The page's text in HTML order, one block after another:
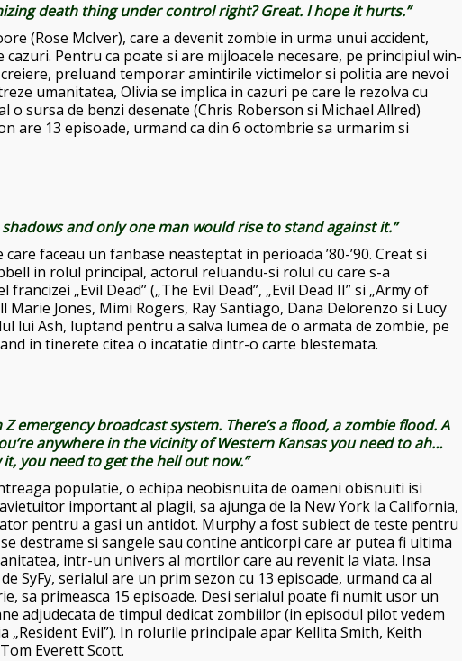
death thing under control right? Great. I hope it hurts.”
(Rose McIver), care a devenit zombie in urma unui accident,
Pentru ca poate si are mijloacele necesare, pe principiul win-
preluand temporar amintirile victimelor si politia are nevoi
umanitatea, Olivia se implica in cazuri pe care le rezolva cu
sursa de benzi desenate (Chris Roberson si Michael Allred)
are 13 episoade, urmand ca din 6 octombrie sa urmarim si
and only one man would rise to stand against it.”
faceau un fanbase neasteptat in perioada ’80-’90. Creat si
in rolul principal, actorul reluandu-si rolul cu care s-a
„Evil Dead” („The Evil Dead”, „Evil Dead II” si „Army of
Marie Jones, Mimi Rogers, Ray Santiago, Dana Delorenzo si Lucy
lui Ash, luptand pentru a salva lumea de o armata de zombie, pe
in tinerete citea o incatatie dintr-o carte blestemata.
emergency broadcast system. There’s a flood, a zombie flood. A
anywhere in the vicinity of Western Kansas you need to ah…
it, you need to get the hell out now.”
populatie, o echipa neobisnuita de oameni obisnuiti isi
important al plagii, sa ajunga de la New York la California,
pentru a gasi un antidot. Murphy a fost subiect de teste pentru
destrame si sangele sau contine anticorpi care ar putea fi ultima
intr-un univers al mortilor care au revenit la viata. Insa
SyFy, serialul are un prim sezon cu 13 episoade, urmand ca al
sa primeasca 15 episoade. Desi serialul poate fi numit usor un
adjudecata de timpul dedicat zombiilor (in episodul pilot vedem
Evil”). In rolurile principale apar Kellita Smith, Keith
Everett Scott.